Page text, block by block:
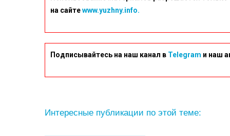
на сайтеwww.yuzhny.info.
Подписывайтесь на наш канал в Telegram и наш
Интересные публикации по этой теме: